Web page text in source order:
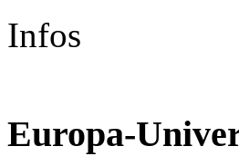
Infos
Europa-